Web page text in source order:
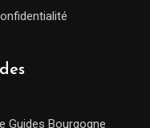
Guides Bourgogne